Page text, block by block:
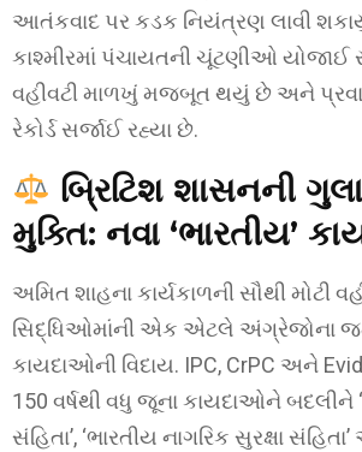
આતંકવાદ પર કડક નિયંત્રણ લાવી
કાશ્મીરમાં પંચાયતની ચૂંટણીઓ યોજાઈ
વહીવટી માળખું મજબૂત થયું છે અને
રેકોર્ડ સર્જાઈ રહ્યા છે.
બ્રિટિશ શાસનની
મુક્તિ: નવા ‘ભારતીય’
અમિત શાહના કાર્યકાળની સૌથી મોટી
સિદ્ધિઓમાંની એક એટલે અંગ્રેજોના
કાયદાઓની વિદાય. IPC, CrPC અને
150 વર્ષથી વધુ જૂના કાયદાઓને બદલીને
સંહિતા’, ‘ભારતીય નાગરિક સુરક્ષા